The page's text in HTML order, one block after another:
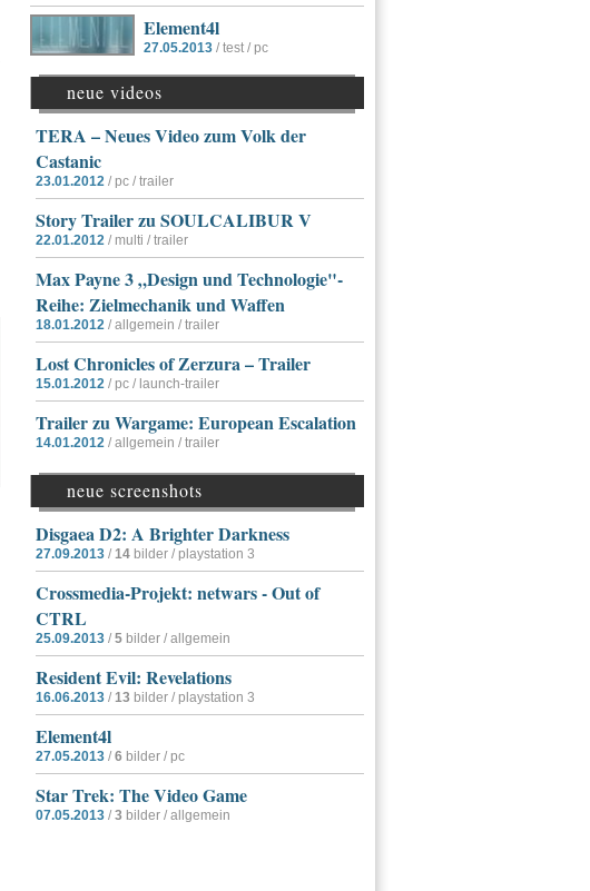
Element4l
27.05.2013 / test / pc
neue videos
TERA – Neues Video zum Volk der
Castanic
23.01.2012 / pc / trailer
Story Trailer zu SOULCALIBUR V
22.01.2012 / multi / trailer
Max Payne 3 „Design und Technologie"-
Reihe: Zielmechanik und Waffen
18.01.2012 / allgemein / trailer
Lost Chronicles of Zerzura – Trailer
15.01.2012 / pc / launch-trailer
Trailer zu Wargame: European Escalation
14.01.2012 / allgemein / trailer
neue screenshots
Disgaea D2: A Brighter Darkness
27.09.2013 / 14 bilder / playstation 3
Crossmedia-Projekt: netwars - Out of
CTRL
25.09.2013 / 5 bilder / allgemein
Resident Evil: Revelations
16.06.2013 / 13 bilder / playstation 3
Element4l
27.05.2013 / 6 bilder / pc
Star Trek: The Video Game
07.05.2013 / 3 bilder / allgemein